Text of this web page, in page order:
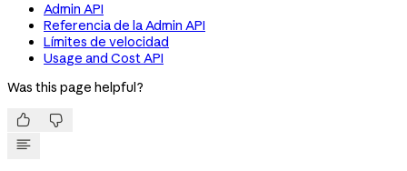
Admin API
Referencia de la Admin API
Límites de velocidad
Usage and Cost API
Was this page helpful?
 